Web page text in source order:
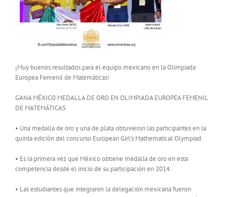
¡Muy buenos resultados para el equipo mexicano en la Olimpiada
Europea Femenil de Matemáticas!
GANA MÉXICO MEDALLA DE ORO EN OLIMPIADA EUROPEA FEMENIL
DE MATEMÁTICAS
• Una medalla de oro y una de plata obtuvieron las participantes en la
quinta edición del concurso European Girl’s Mathematical Olympiad.
• Es la primera vez que México obtiene medalla de oro en esta
competencia desde el inicio de su participación en 2014.
• Las estudiantes que integraron la delegación mexicana fueron